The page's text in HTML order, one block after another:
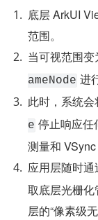
底层 ArkUI
范围。
当可视范围
ameNode 进
此时，系统
e 停止响应任
测量和 VSync
应用层随时通
取底层光栅
层的“像素级无